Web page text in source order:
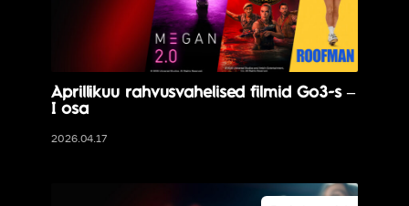
Aprillikuu rahvusvahelised filmid Go3-s –
I osa
2026.04.17